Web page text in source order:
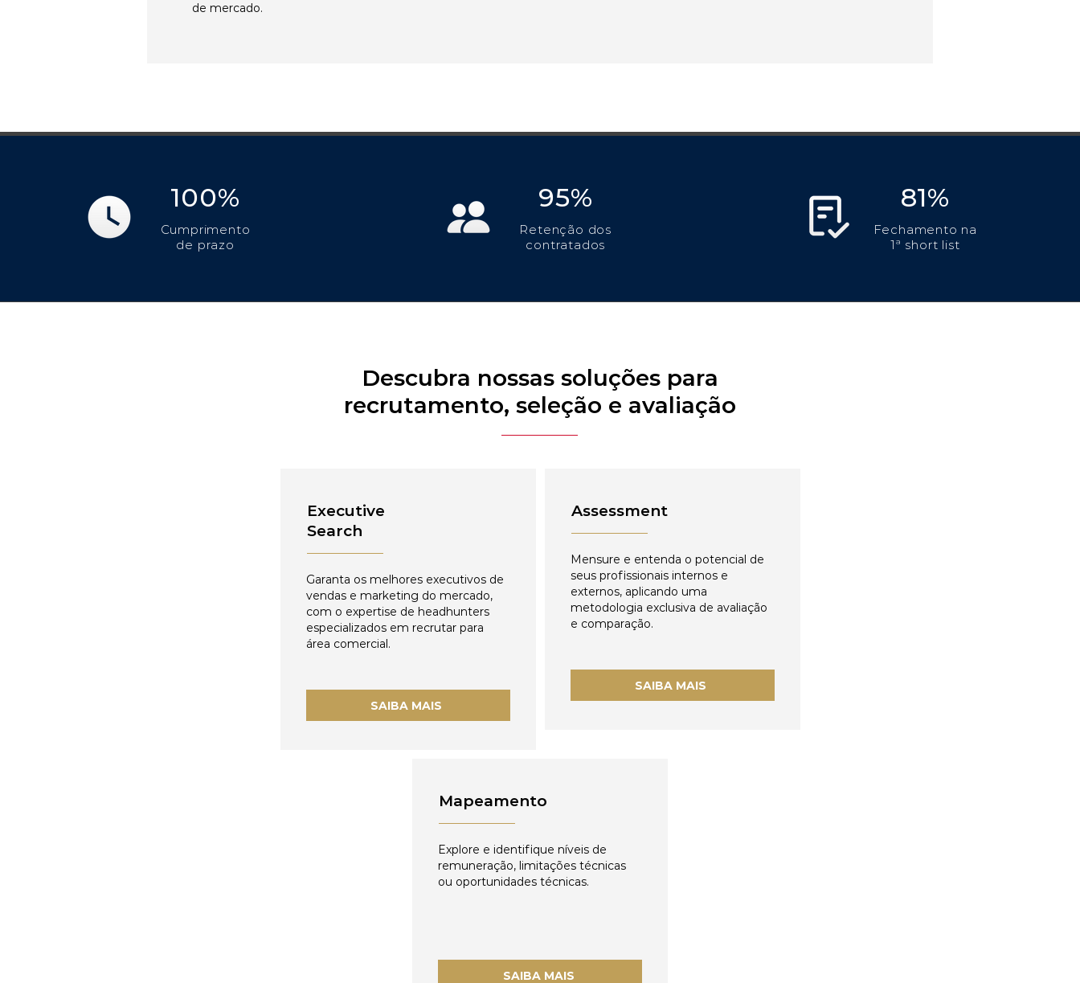
de mercado.
100%
Cumprimento
de prazo
95%
Retenção dos
contratados
81%
Fechamento na
1ª short list
Descubra nossas soluções para
recrutamento, seleção e avaliação
Executive
Search
Garanta os melhores executivos de
vendas e marketing do mercado,
com o expertise de headhunters
especializados em recrutar para
área comercial.
SAIBA MAIS
Assessment
Mensure e entenda o potencial de
seus profissionais internos e
externos, aplicando uma
metodologia exclusiva de avaliação
e comparação.
SAIBA MAIS
Mapeamento
Explore e identifique níveis de
remuneração, limitações técnicas
ou oportunidades técnicas.
SAIBA MAIS